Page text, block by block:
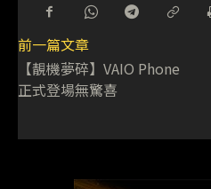
前一篇文章
【靚機夢碎】VAIO Phone
正式登場無驚喜